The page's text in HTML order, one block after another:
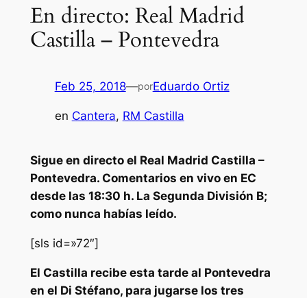
En directo: Real Madrid
Castilla – Pontevedra
Feb 25, 2018—porEduardo Ortiz
en Cantera, RM Castilla
Sigue en directo el Real Madrid Castilla –
Pontevedra. Comentarios en vivo en EC
desde las 18:30 h. La Segunda División B;
como nunca habías leído.
[sls id=»72″]
El Castilla recibe esta tarde al Pontevedra
en el Di Stéfano, para jugarse los tres